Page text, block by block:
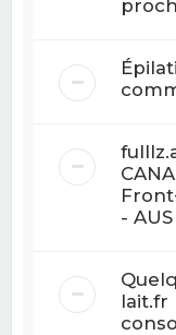
-
lait.fr